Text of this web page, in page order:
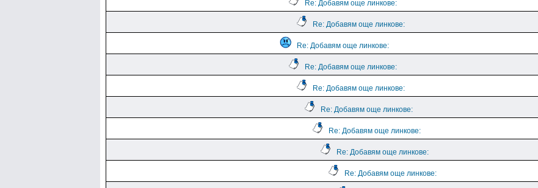
Re: Добавям още линкове:
Re: Добавям още линкове:
Re: Добавям още линкове:
Re: Добавям още линкове:
Re: Добавям още линкове:
Re: Добавям още линкове:
Re: Добавям още линкове:
Re: Добавям още линкове:
Re: Добавям още линкове: